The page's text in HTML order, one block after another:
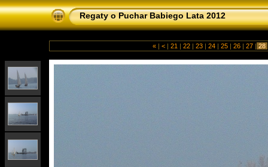
Regaty o Puchar Babiego Lata 2012
« | < | 21 | 22 | 23 | 24 | 25 | 26 | 27 | 28